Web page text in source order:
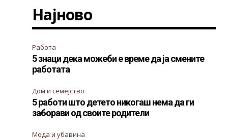
Најново
Работа
5 знаци дека можеби е време да ја смените
работата
Дом и семејство
5 работи што детето никогаш нема да ги
заборави од своите родители
Мода и убавина